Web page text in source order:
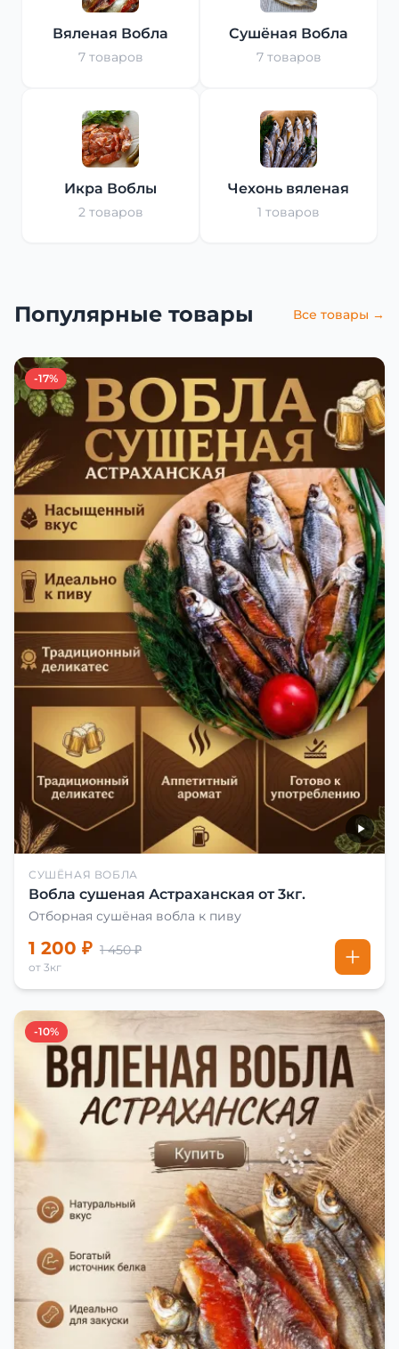
Вяленая Вобла
7 товаров
Сушёная Вобла
7 товаров
Икра Воблы
2 товаров
Чехонь вяленая
1 товаров
Популярные товары Все товары →
-17%
СУШЁНАЯ ВОБЛА
Вобла сушеная Астраханская от 3кг.
Отборная сушёная вобла к пиву
1 200 ₽ 1 450 ₽
от 3кг
-10%